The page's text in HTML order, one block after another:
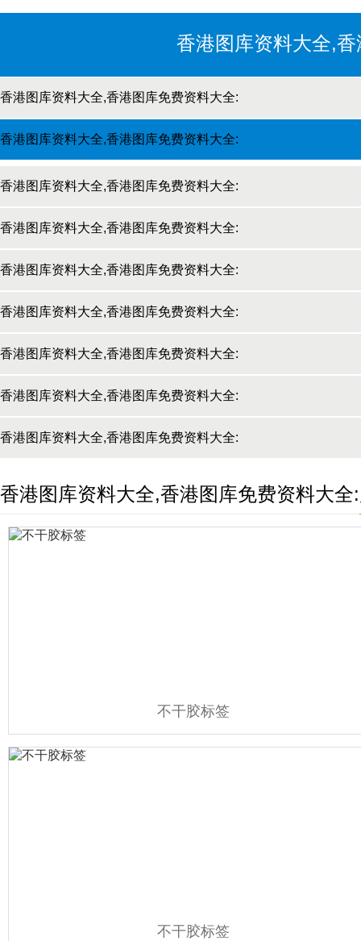
香港图库资料大全,
香港图库资料大全,香港图库免费资料大全:
热敏纸
香港图库资料大全,香港图库免费资料大全:
不干胶标签
香港图库资料大全,香港图库免费资料大全:
门票
香港图库资料大全,香港图库免费资料大全:
电影票
香港图库资料大全,香港图库免费资料大全:
电脑打印纸
香港图库资料大全,香港图库免费资料大全:
心电图纸
香港图库资料大全,香港图库免费资料大全:
便利贴
香港图库资料大全,香港图库免费资料大全:
绘画纸
香港图库资料大全,香港图库免费资料大全:
香港图库资料大全,香港图库免费资料大全:
不干胶标签
不干胶标签